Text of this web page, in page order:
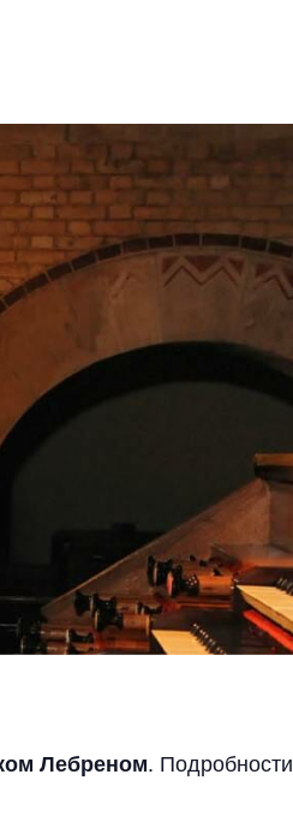
Лебреном. Подробности